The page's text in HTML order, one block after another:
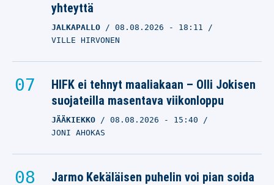
yhteyttä
JALKAPALLO 08.08.2026 - 18:11
VILLE HIRVONEN
HIFK ei tehnyt maaliakaan – Olli Jokisen
suojateilla masentava viikonloppu
JÄÄKIEKKO 08.08.2026 - 15:40
JONI AHOKAS
Jarmo Kekäläisen puhelin voi pian soida